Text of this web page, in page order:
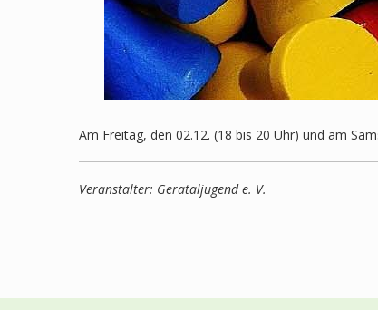
Am Freitag, den 02.12. (18 bis 20 Uhr) und am
Veranstalter: Gerataljugend e. V.